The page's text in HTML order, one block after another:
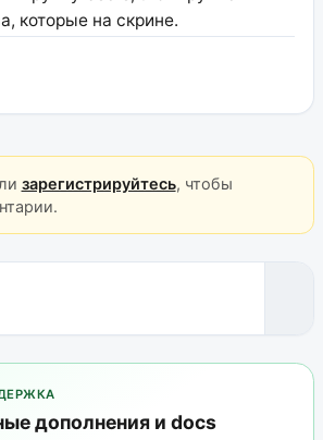
которые на скрине.
зарегистрируйтесь, чтобы
дополнения и docs